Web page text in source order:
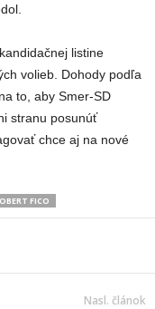
listine
volieb. Dohody podľa
to, aby Smer-SD
stranu posunúť
chce aj na nové
FICO
Nasl. článok